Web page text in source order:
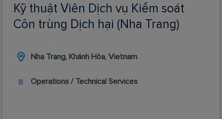
Kỹ thuật Viên Dịch vụ Kiểm soát
Côn trùng Dịch hại (Nha Trang)
Nha Trang, Khánh Hòa, Vietnam
Operations / Technical Services